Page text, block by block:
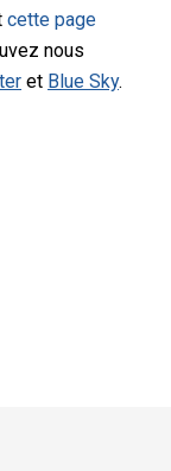
cette page
nous
et Blue Sky.